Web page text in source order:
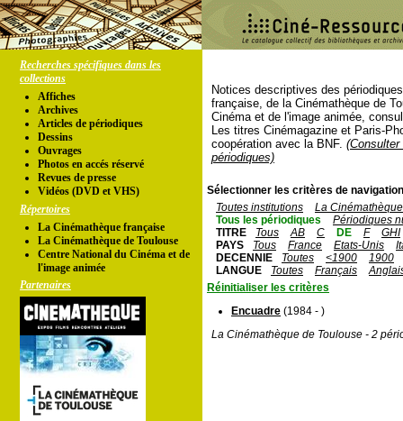
Recherches spécifiques dans les
collections
Affiches
Archives
Articles de périodiques
Dessins
Ouvrages
Photos en accés réservé
Revues de presse
Vidéos (DVD et VHS)
Répertoires
La Cinémathèque française
La Cinémathèque de Toulouse
Centre National du Cinéma et de
l'image animée
Partenaires
Notices descriptives des
française, de la Cinémathèque de
Cinéma et de l'image animée,
Les titres Cinémagazine et Paris-
coopération avec la BNF.
périodiques)
Sélectionner les critères de
Toutes institutions
La
Tous les périodiques
Périodiques
TITRE
Tous AB C DE F
GHI
PAYS
Tous France Etats-Unis
DECENNIE
Toutes <1900
1900
LANGUE
Toutes Français
Réinitialiser les critères
Encuadre (1984 - )
La Cinémathèque de Toulouse - 2